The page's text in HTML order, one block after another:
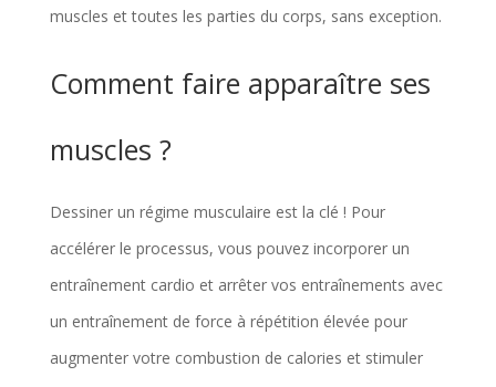
muscles et toutes les parties du corps, sans exception.
Comment faire apparaître ses
muscles ?
Dessiner un régime musculaire est la clé ! Pour
accélérer le processus, vous pouvez incorporer un
entraînement cardio et arrêter vos entraînements avec
un entraînement de force à répétition élevée pour
augmenter votre combustion de calories et stimuler